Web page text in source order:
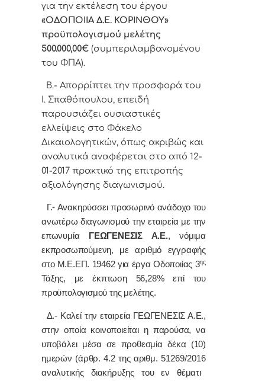
για την εκτέλεση του έργου
«ΟΔΟΠΟΙΙΑ Δ.Ε. ΚΟΡΙΝΘΟΥ»
προϋπολογισμού μελέτης
500.000,00€ (συμπεριλαμβανομένου
του ΦΠΑ).
Β.- Απορρίπτει την προσφορά του
Ι. Σπαθόπουλου, επειδή
παρουσιάζει ουσιαστικές
ελλείψεις στο Φάκελο
Δικαιολογητικών, όπως ακριβώς και
αναλυτικά αναφέρεται στο από 12-
01-2017 πρακτικό της επιτροπής
αξιολόγησης διαγωνισμού.
Γ.- Ανακηρύσσει προσωρινό ανάδοχο του
ανωτέρω διαγωνισμού την εταιρεία με την
επωνυμία
ΓΕΩΓΕΝΕΣΙΣ Α.Ε., νόμιμα
εκπροσωπούμενη, με αριθμό εγγραφής
στο Μ.Ε.ΕΠ. 19462 για έργα Οδοποιίας 3ης
Τάξης, με έκπτωση 56,28% επί του
προϋπολογισμού της μελέτης.
Δ.- Καλεί την εταιρεία ΓΕΩΓΕΝΕΣΙΣ Α.Ε.,
στην οποία κοινοποιείται η παρούσα, να
υποβάλει μέσα σε προθεσμία δέκα (10)
ημερών (άρθρ. 4.2 της αριθμ. 51269/2016
αναλυτικής διακήρυξης του εν θέματι